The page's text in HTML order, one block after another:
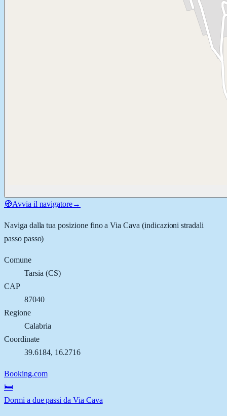
🧭Avvia il navigatore→
Naviga dalla tua posizione fino aVia Cava (indicazioni stradali
passo passo)
Comune
Tarsia (CS)
CAP
87040
Regione
Calabria
Coordinate
39.6184, 16.2716
Booking.com
🛏️
Dormi a due passi da Via Cava